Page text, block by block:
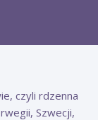
czyli rdzenna
Szwecji,